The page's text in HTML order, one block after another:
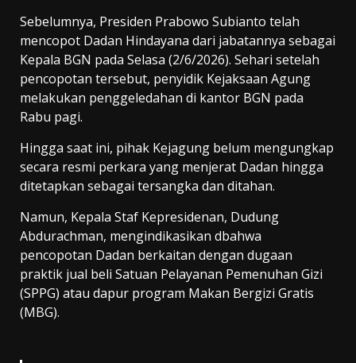
Sebelumnya, Presiden Prabowo Subianto telah
mencopot Dadan Hindayana dari jabatannya sebagai
Kepala BGN pada Selasa (2/6/2026). Sehari setelah
pencopotan tersebut, penyidik Kejaksaan Agung
melakukan penggeledahan di kantor BGN pada
Rabu pagi.
Hingga saat ini, pihak Kejagung belum mengungkap
secara resmi perkara yang menjerat Dadan hingga
ditetapkan sebagai tersangka dan ditahan.
Namun, Kepala Staf Kepresidenan, Dudung
Abdurachman, mengindikasikan dbahwa
pencopotan Dadan berkaitan dengan dugaan
praktik jual beli Satuan Pelayanan Pemenuhan Gizi
(SPPG) atau dapur program Makan Bergizi Gratis
(MBG).